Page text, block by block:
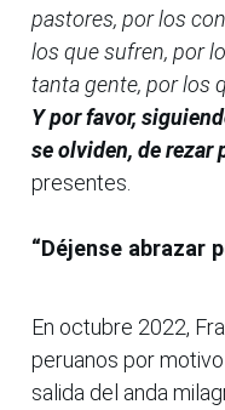
pastores, por los
los que sufren, por
tanta gente, por los
Y por favor,
se olviden, de rezar
presentes.
“Déjense abrazar
En octubre 2022,
peruanos por
salida del anda